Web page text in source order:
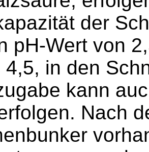
der
pH-Wert von
4,5, in den
kann
Nach